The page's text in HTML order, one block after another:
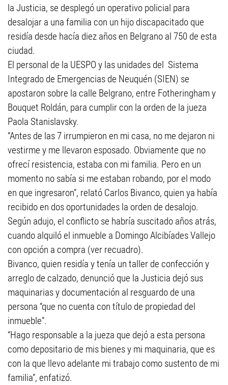
la Justicia, se desplegó un operativo policial para
desalojar a una familia con un hijo discapacitado que
residía desde hacía diez años en Belgrano al 750 de esta
ciudad.
El personal de la UESPO y las unidades del Sistema
Integrado de Emergencias de Neuquén (SIEN) se
apostaron sobre la calle Belgrano, entre Fotheringham y
Bouquet Roldán, para cumplir con la orden de la jueza
Paola Stanislavsky.
“Antes de las 7 irrumpieron en mi casa, no me dejaron ni
vestirme y me llevaron esposado. Obviamente que no
ofrecí resistencia, estaba con mi familia. Pero en un
momento no sabía si me estaban robando, por el modo
en que ingresaron”, relató Carlos Bivanco, quien ya había
recibido en dos oportunidades la orden de desalojo.
Según adujo, el conflicto se habría suscitado años atrás,
cuando alquiló el inmueble a Domingo Alcibíades Vallejo
con opción a compra (ver recuadro).
Bivanco, quien residía y tenía un taller de confección y
arreglo de calzado, denunció que la Justicia dejó sus
maquinarias y documentación al resguardo de una
persona “que no cuenta con título de propiedad del
inmueble”.
“Hago responsable a la jueza que dejó a esta persona
como depositario de mis bienes y mi maquinaria, que es
con la que llevo adelante mi trabajo como sustento de mi
familia”, enfatizó.